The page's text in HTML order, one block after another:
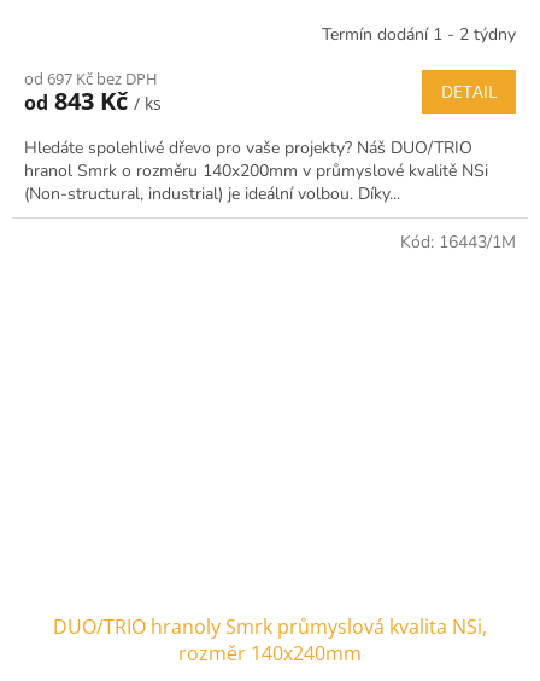
Termín dodání 1 - 2 týdny
od 697 Kč bez DPH
od 843 Kč / ks
DETAIL
Hledáte spolehlivé dřevo pro vaše projekty? Náš DUO/TRIO
hranol Smrk o rozměru 140x200mm v průmyslové kvalitě NSi
(Non-structural, industrial) je ideální volbou. Díky...
DUO/TRIO hranoly Smrk průmyslová kvalita NSi,
rozměr 140x240mm
Kód: 16443/1M